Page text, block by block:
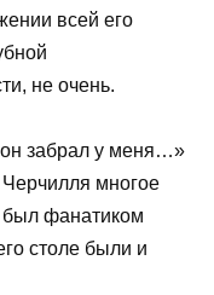
всей его
не очень.
забрал у меня…»
многое
был фанатиком
столе были и